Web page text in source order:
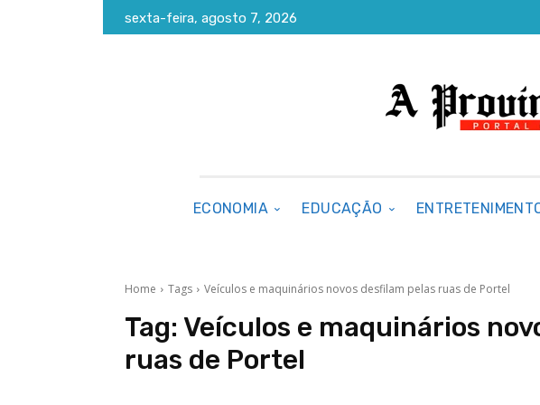
sexta-feira, agosto 7, 2026
ECONOMIA EDUCAÇÃO
Home Tags Veículos e maquinários novos desfilam pelas ruas de Portel
Tag: Veículos e maquinários
ruas de Portel